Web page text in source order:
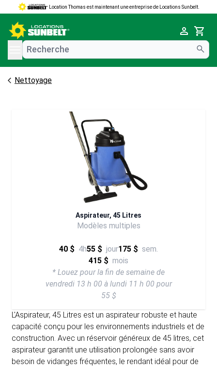
Location Thomas est maintenant une entreprise de Locations Sunbelt.
Cart
menu
Nettoyage
Aspirateur, 45 Litres
Modèles multiples
40 $ 4h55 $ jour175 $ sem.
415 $ mois
* Louez pour la fin de semaine de
vendredi 13 h 00 à lundi 11 h 00 pour
55 $
L'Aspirateur, 45 Litres est un aspirateur robuste et haute
capacité conçu pour les environnements industriels et de
construction. Avec un réservoir généreux de 45 litres, cet
aspirateur garantit une utilisation prolongée sans avoir
besoin de vidanges fréquentes, le rendant idéal pour de